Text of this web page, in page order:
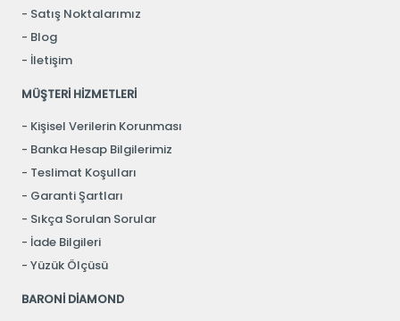
Satış Noktalarımız
Blog
İletişim
MÜŞTERİ HİZMETLERİ
Kişisel Verilerin Korunması
Banka Hesap Bilgilerimiz
Teslimat Koşulları
Garanti Şartları
Sıkça Sorulan Sorular
İade Bilgileri
Yüzük Ölçüsü
BARONİ DİAMOND